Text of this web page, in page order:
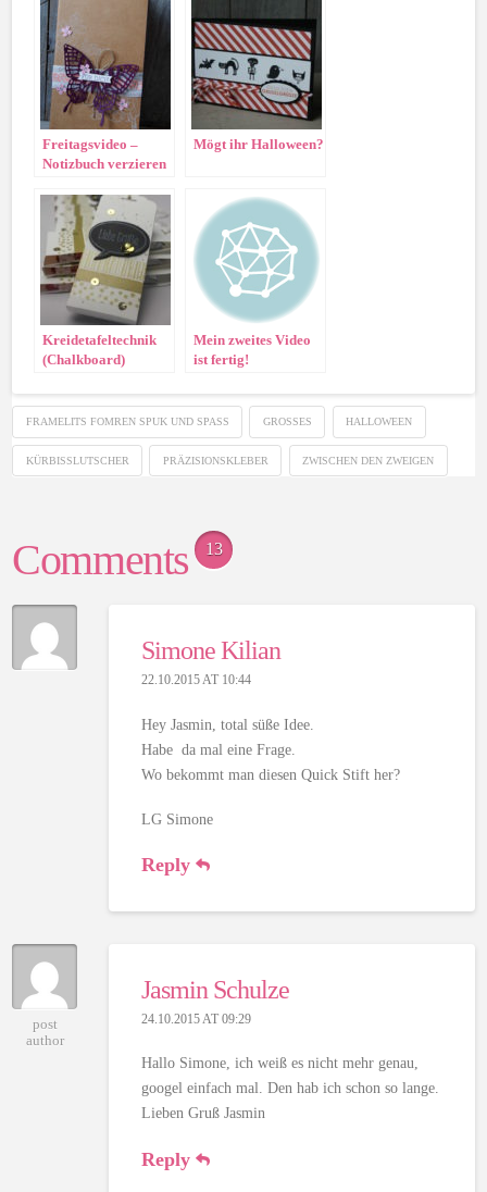
Freitagsvideo –
Notizbuch verzieren
Mögt ihr Halloween?
Kreidetafeltechnik
(Chalkboard)
Mein zweites Video
ist fertig!
FRAMELITS FOMREN SPUK UND SPASS GROSSES HALLOWEEN
KÜRBISSLUTSCHER PRÄZISIONSKLEBER ZWISCHEN DEN ZWEIGEN
Comments 13
Simone Kilian
22.10.2015 AT 10:44
Hey Jasmin, total süße Idee.
Habe da mal eine Frage.
Wo bekommt man diesen Quick Stift her?
LG Simone
Reply
post
author
Jasmin Schulze
24.10.2015 AT 09:29
Hallo Simone, ich weiß es nicht mehr genau,
googel einfach mal. Den hab ich schon so lange.
Lieben Gruß Jasmin
Reply